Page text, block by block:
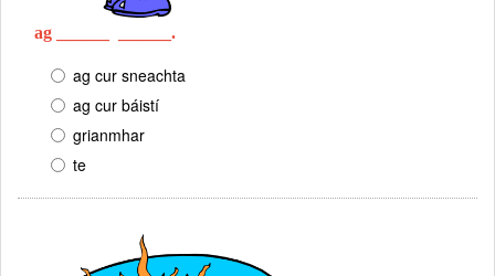
ag ______ ______.
ag cur sneachta
ag cur báistí
grianmhar
te